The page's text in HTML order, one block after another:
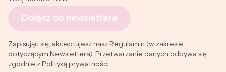
Dołącz do newslettera
Zapisując się, akceptujesz nasz Regulamin (w zakresie
dotyczącym Newslettera). Przetwarzanie danych odbywa się
zgodnie z Polityką prywatności.